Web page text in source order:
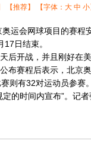
【推荐】 【字体： 大 中 小
会网球项目的赛程
日结束。
开战，并且刚好在
布赛程后表示，北京
则有32对运动员参赛
的时间内宣布”。记